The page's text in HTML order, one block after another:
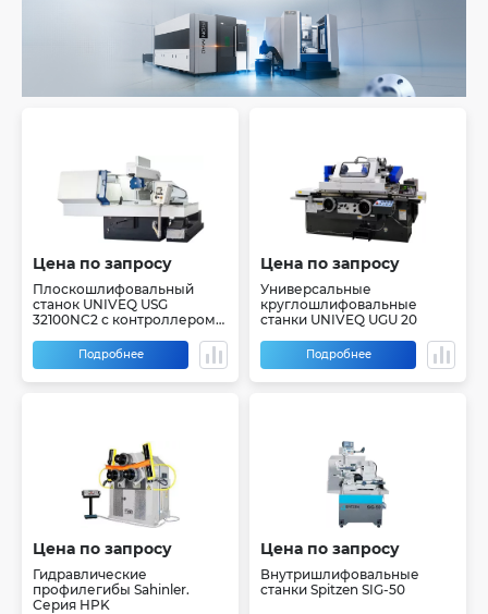
Цена по запросу
Плоскошлифовальный
станок UNIVEQ USG
32100NC2 с контроллером
Подробнее
Цена по запросу
Универсальные
круглошлифовальные
станки UNIVEQ UGU 20
Подробнее
Цена по запросу
Гидравлические
профилегибы Sahinler.
Серия HPK
Цена по запросу
Внутришлифовальные
станки Spitzen SIG-50